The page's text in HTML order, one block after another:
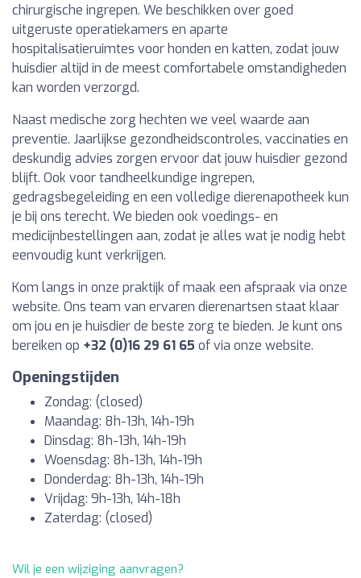
chirurgische ingrepen. We beschikken over goed
uitgeruste operatiekamers en aparte
hospitalisatieruimtes voor honden en katten, zodat jouw
huisdier altijd in de meest comfortabele omstandigheden
kan worden verzorgd.
Naast medische zorg hechten we veel waarde aan
preventie. Jaarlijkse gezondheidscontroles, vaccinaties en
deskundig advies zorgen ervoor dat jouw huisdier gezond
blijft. Ook voor tandheelkundige ingrepen,
gedragsbegeleiding en een volledige dierenapotheek kun
je bij ons terecht. We bieden ook voedings- en
medicijnbestellingen aan, zodat je alles wat je nodig hebt
eenvoudig kunt verkrijgen.
Kom langs in onze praktijk of maak een afspraak via onze
website. Ons team van ervaren dierenartsen staat klaar
om jou en je huisdier de beste zorg te bieden. Je kunt ons
bereiken op +32 (0)16 29 61 65 of via onze website.
Openingstijden
Zondag: (closed)
Maandag: 8h-13h, 14h-19h
Dinsdag: 8h-13h, 14h-19h
Woensdag: 8h-13h, 14h-19h
Donderdag: 8h-13h, 14h-19h
Vrijdag: 9h-13h, 14h-18h
Zaterdag: (closed)
Wil je een wijziging aanvragen?